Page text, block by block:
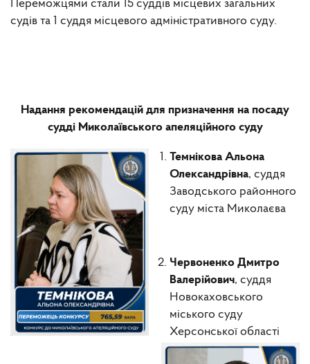
Переможцями стали 15 суддів місцевих загальних
судів та 1 суддя місцевого адміністративного суду.
Надання рекомендацій для призначення на посаду
судді Миколаївського апеляційного суду
Темнікова Альона
Олександрівна, суддя
Заводського районного
суду міста Миколаєва
Червоненко Дмитро
Валерійович, суддя
Новокаховського
міського суду
Херсонської області